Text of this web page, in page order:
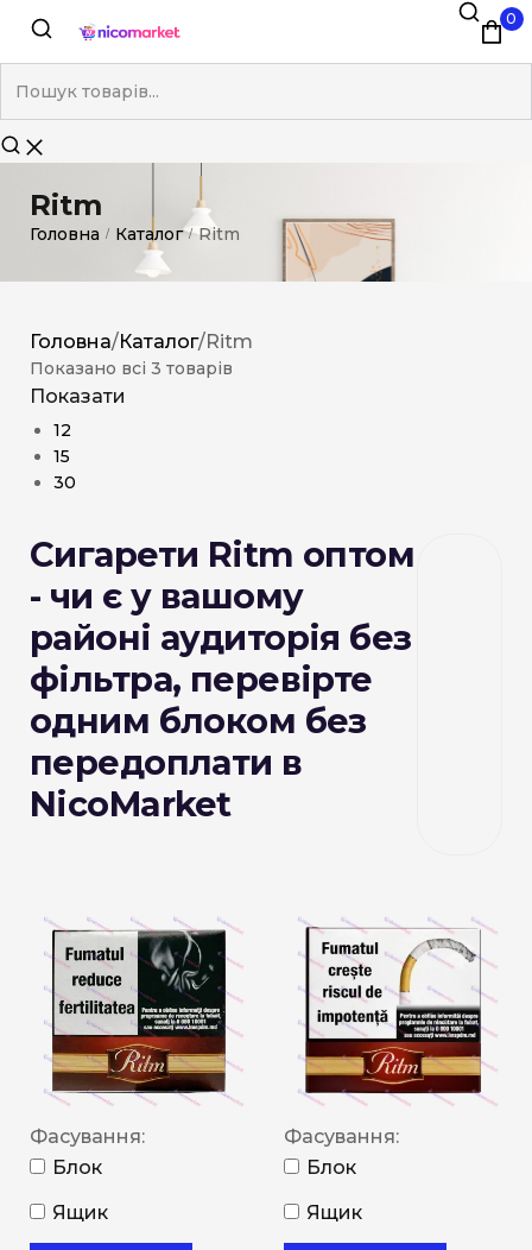
0
Ritm
Головна / Каталог / Ritm
Головна/Каталог/Ritm
Показано всі 3 товарів
Показати
12
15
30
Сигарети Ritm оптом
- чи є у вашому
районі аудиторія без
фільтра, перевірте
одним блоком без
передоплати в
NicoMarket
Фасування:
Блок
Ящик
Фасування:
Блок
Ящик